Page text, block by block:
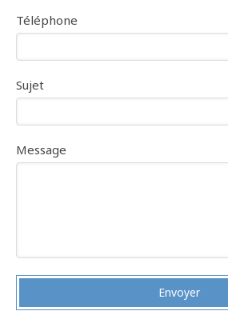
Téléphone
Sujet
Message
Envoyer